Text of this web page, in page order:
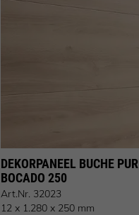
DEKORPANEEL BUCHE
BOCADO 250
Art.Nr. 32023
12 x 1.280 x 250 mm